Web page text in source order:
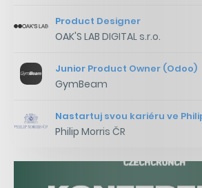
Product Designer
OAK'S LAB DIGITAL s.r.o.
Junior Product Owner (Odoo)
GymBeam
Nastartuj svou kariéru ve
Philip Morris ČR